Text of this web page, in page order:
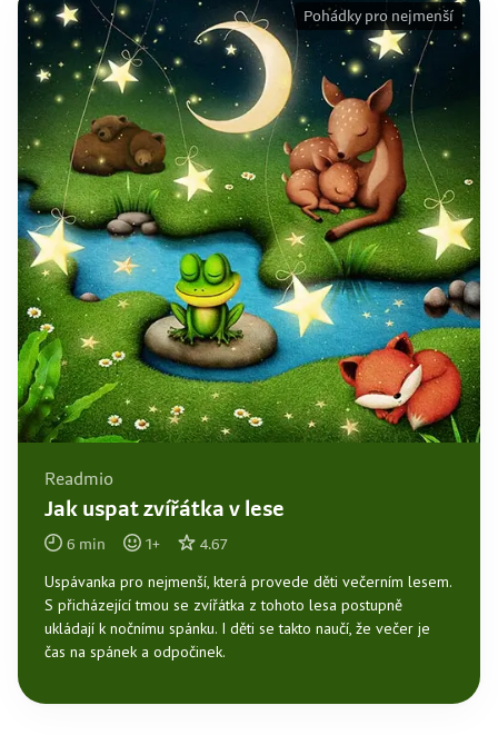
Readmio
Jak uspat zvířátka v lese
6 min 1+ 4.67
Uspávanka pro nejmenší, která provede děti večerním lesem.
S přicházející tmou se zvířátka z tohoto lesa postupně
ukládají k nočnímu spánku. I děti se takto naučí, že večer je
čas na spánek a odpočinek.
Pohádky pro nejmenší